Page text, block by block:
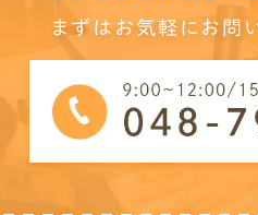
まずはお気軽にお問